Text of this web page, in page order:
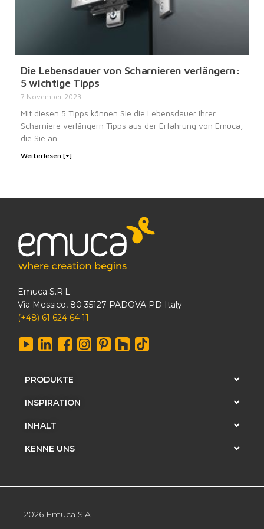
Die Lebensdauer von Scharnieren verlängern:
5 wichtige Tipps
7 November 2023
Mit diesen 5 Tipps können Sie die Lebensdauer Ihrer
Scharniere verlängern Tipps aus der Erfahrung von Emuca,
die Sie an
Weiterlesen [+]
Emuca S.R.L.
Via Messico, 80 35127 PADOVA PD Italy
(+48) 61 624 64 11
PRODUKTE
INSPIRATION
INHALT
KENNE UNS
2026 Emuca S.A